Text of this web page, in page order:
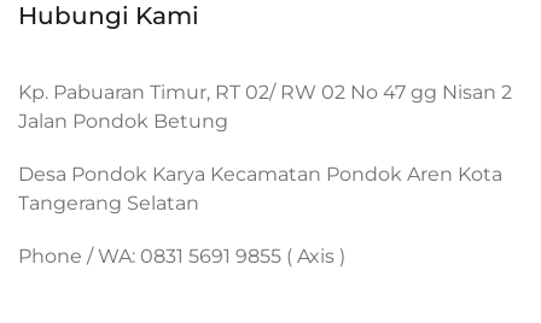
Hubungi Kami
Kp. Pabuaran Timur, RT 02/ RW 02 No 47 gg Nisan 2
Jalan Pondok Betung
Desa Pondok Karya Kecamatan Pondok Aren Kota
Tangerang Selatan
Phone / WA: 0831 5691 9855 ( Axis )